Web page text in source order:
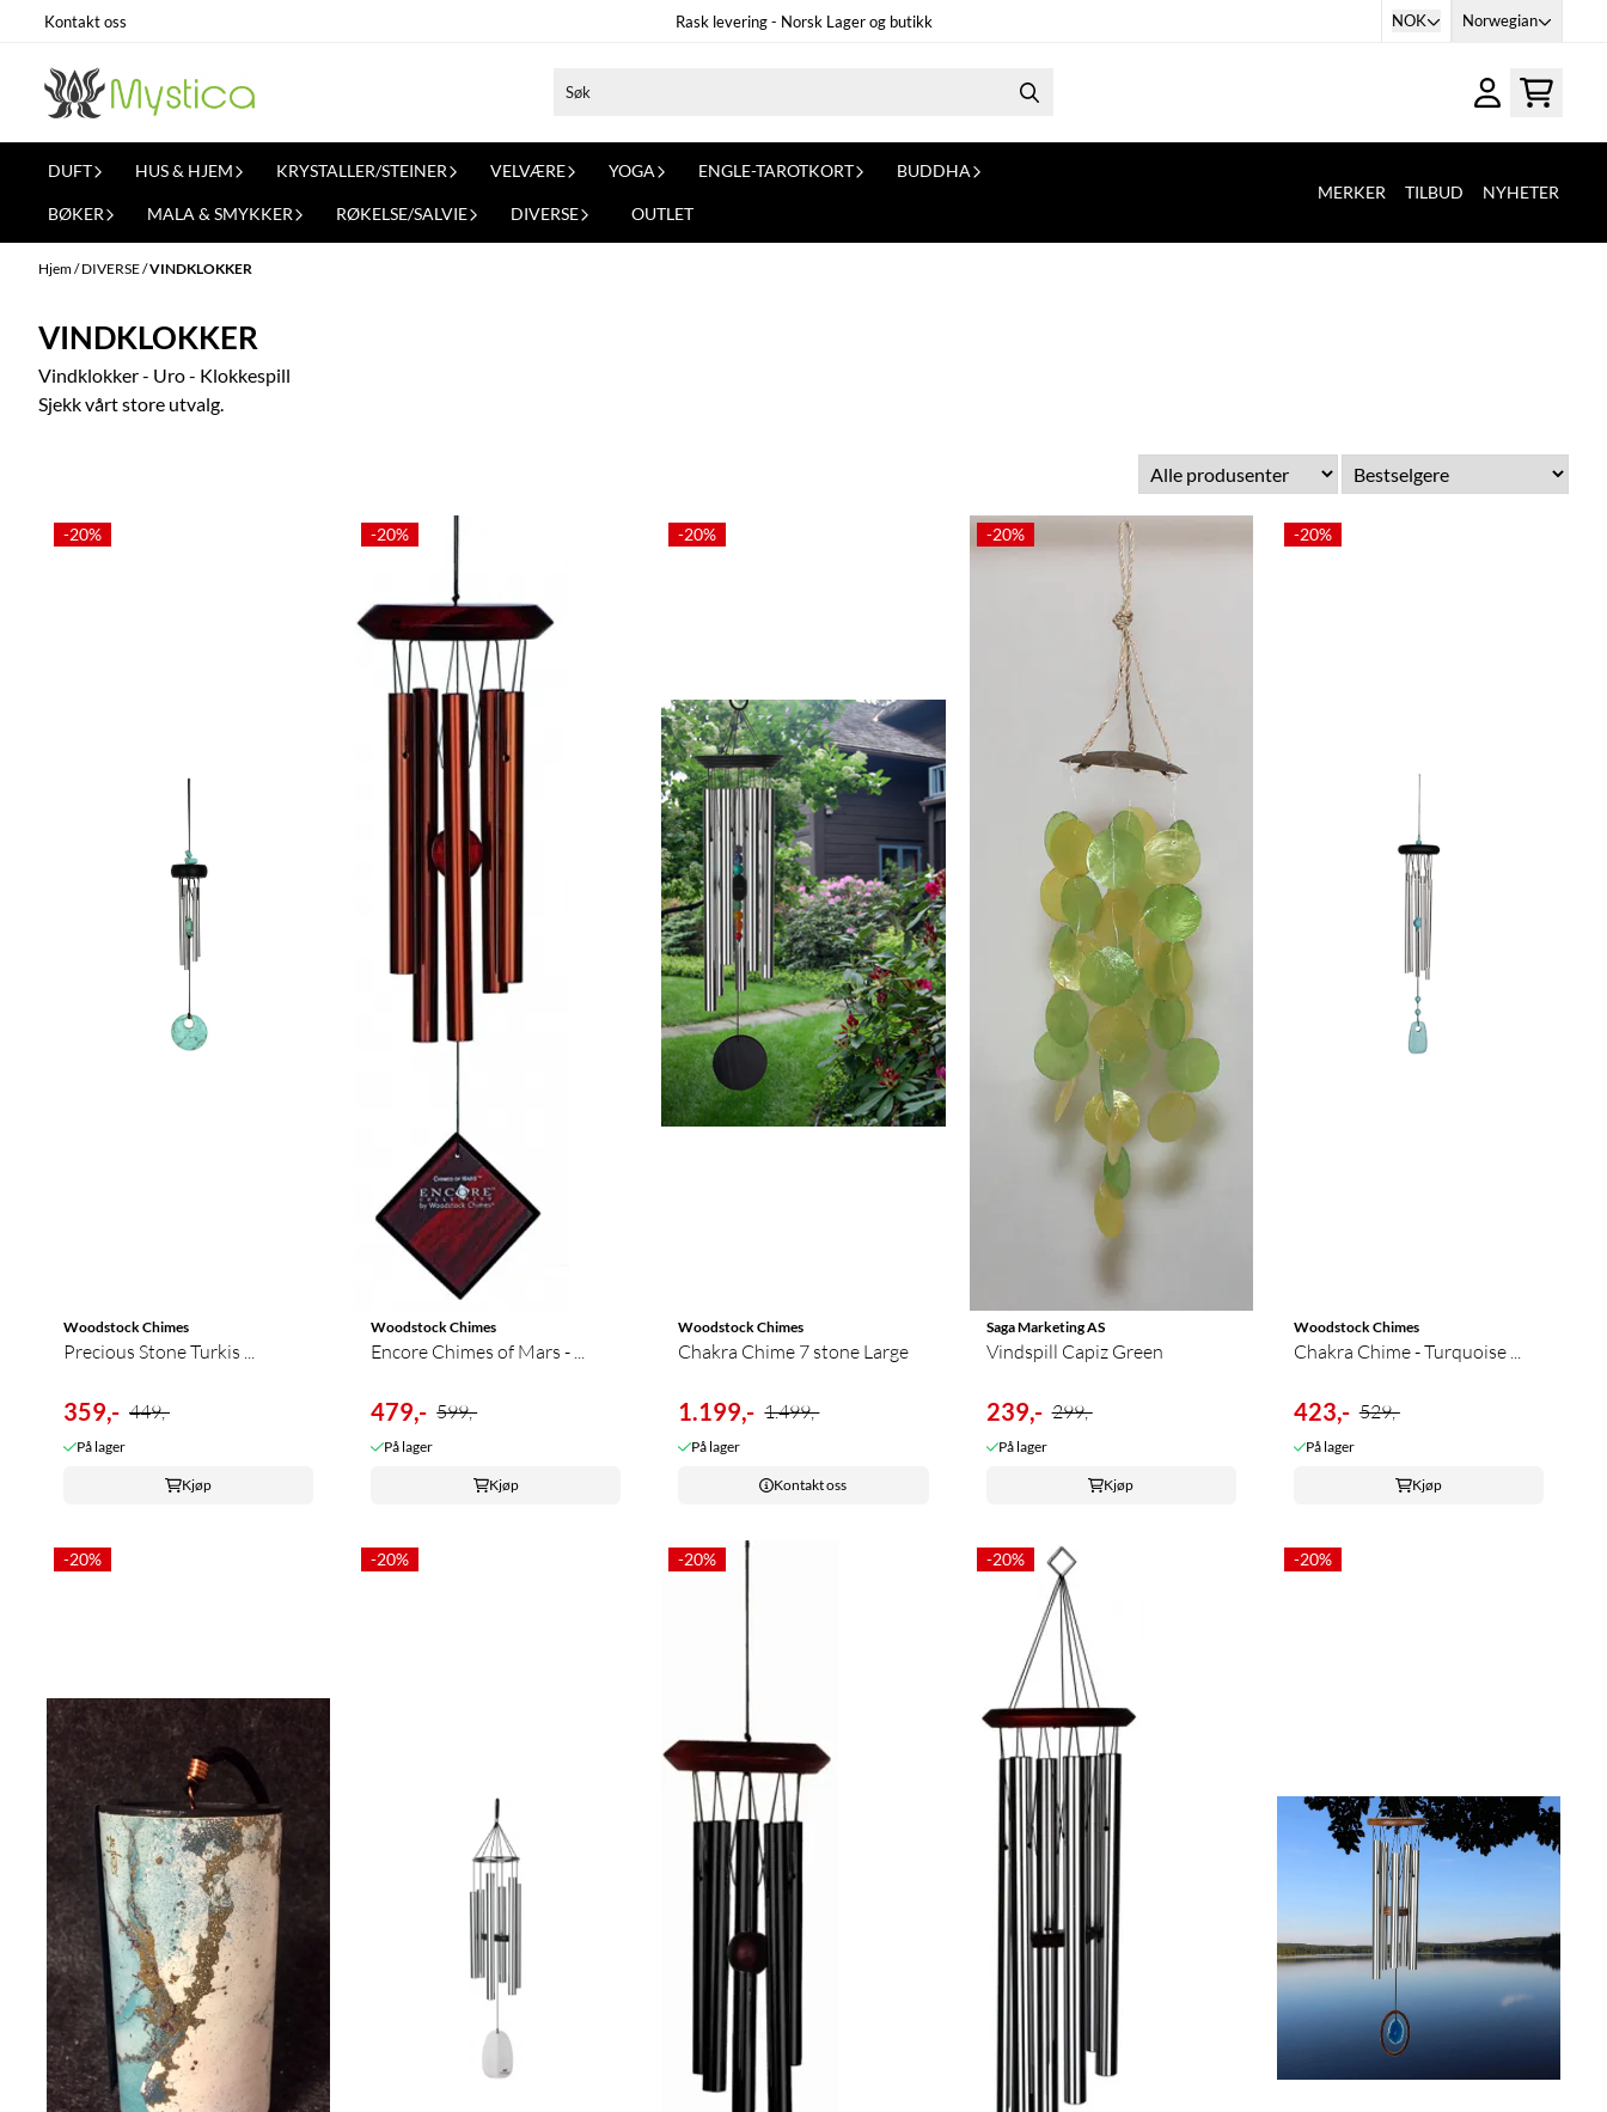
Hopp til innhold
Kontakt oss Rask levering - Norsk Lager og butikk NOK Norwegian
DUFT HUS & HJEM KRYSTALLER/STEINER VELVÆRE YOGA ENGLE-TAROTKORT BUDDHA
BØKER MALA & SMYKKER RØKELSE/SALVIE DIVERSE OUTLET
MERKER TILBUD NYHETER
Hjem/DIVERSE/VINDKLOKKER
VINDKLOKKER
Vindklokker - Uro - Klokkespill
Sjekk vårt store utvalg.
-20%
Woodstock Chimes
Precious Stone Turkis ...
359,- 449,-
På lager
Kjøp
-20%
Woodstock Chimes
Encore Chimes of Mars - ...
479,- 599,-
På lager
Kjøp
-20%
Woodstock Chimes
Chakra Chime 7 stone Large
1.199,- 1.499,-
På lager
Kontakt oss
-20%
Saga Marketing AS
Vindspill Capiz Green
239,- 299,-
På lager
Kjøp
-20%
Woodstock Chimes
Chakra Chime - Turquoise ...
423,- 529,-
På lager
Kjøp
-20% -20% -20% -20% -20%